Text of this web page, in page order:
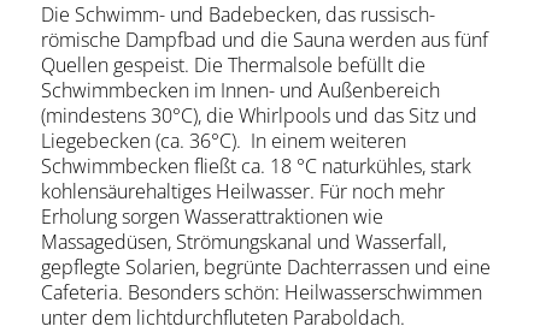
Die Schwimm- und Badebecken, das russisch-
römische Dampfbad und die Sauna werden aus fünf
Quellen gespeist. Die Thermalsole befüllt die
Schwimmbecken im Innen- und Außenbereich
(mindestens 30°C), die Whirlpools und das Sitz und
Liegebecken (ca. 36°C). In einem weiteren
Schwimmbecken fließt ca. 18 °C naturkühles, stark
kohlensäurehaltiges Heilwasser. Für noch mehr
Erholung sorgen Wasserattraktionen wie
Massagedüsen, Strömungskanal und Wasserfall,
gepflegte Solarien, begrünte Dachterrassen und eine
Cafeteria. Besonders schön: Heilwasserschwimmen
unter dem lichtdurchfluteten Paraboldach.